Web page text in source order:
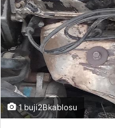
1 buji2Bkablosu